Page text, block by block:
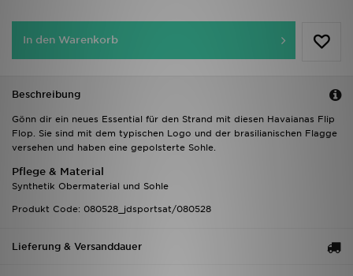
In den Warenkorb
Beschreibung
Gönn dir ein neues Essential für den Strand mit diesen Havaianas Flip
Flop. Sie sind mit dem typischen Logo und der brasilianischen Flagge
versehen und haben eine gepolsterte Sohle.
Pflege & Material
Synthetik Obermaterial und Sohle
Produkt Code: 080528_jdsportsat/080528
Lieferung & Versanddauer
Bestellverfolgung